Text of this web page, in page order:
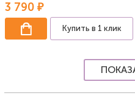
3 790 ₽
Купить в 1 клик